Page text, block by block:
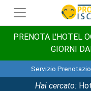
PRENOTA L'HOTEL
GIORNI
Servizio
Hai cercato: